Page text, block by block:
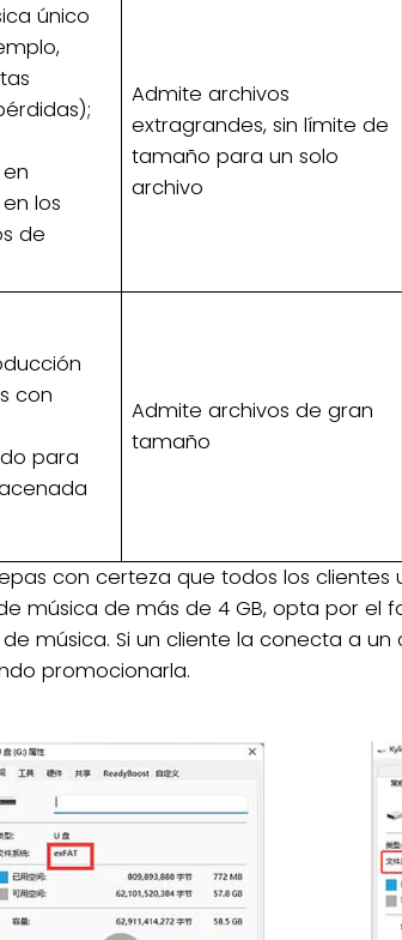
único
los
de
Admite archivos
extragrandes, sin límite de
tamaño para un solo
archivo
con
para
Admite archivos de gran
tamaño
con certeza que todos los clientes
música de más de 4 GB, opta por el
música. Si un cliente la conecta a
promocionarla.